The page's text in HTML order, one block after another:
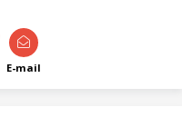
E-mail